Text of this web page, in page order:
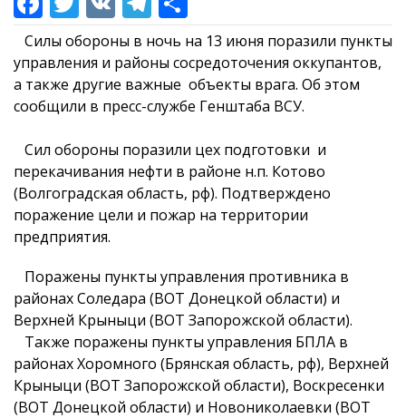
Силы обороны в ночь на 13 июня поразили пункты
управления и районы сосредоточения оккупантов,
а также другие важные объекты врага. Об этом
сообщили в пресс-службе Генштаба ВСУ.
Сил обороны поразили цех подготовки и
перекачивания нефти в районе н.п. Котово
(Волгоградская область, рф). Подтверждено
поражение цели и пожар на территории
предприятия.
Поражены пункты управления противника в
районах Соледара (ВОТ Донецкой области) и
Верхней Крыныци (ВОТ Запорожской области).
Также поражены пункты управления БПЛА в
районах Хоромного (Брянская область, рф), Верхней
Крыныци (ВОТ Запорожской области), Воскресенки
(ВОТ Донецкой области) и Новониколаевки (ВОТ